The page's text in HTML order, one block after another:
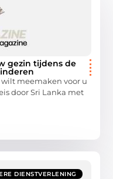
gezin tijdens de
meemaken voor u
door Sri Lanka met
DIENSTVERLENING